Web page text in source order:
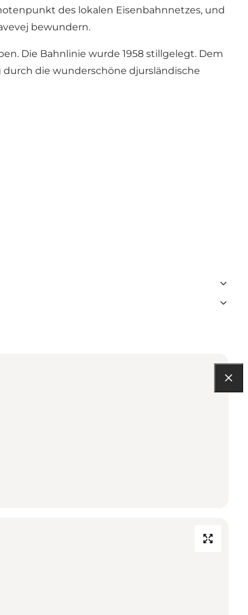
des lokalen Eisenbahnnetzes, und
bewundern.
Die Bahnlinie wurde 1958 stillgelegt. Dem
die wunderschöne djursländische